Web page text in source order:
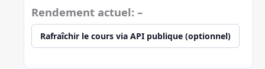
Rendement actuel: –
Rafraîchir le cours via API publique (optionnel)